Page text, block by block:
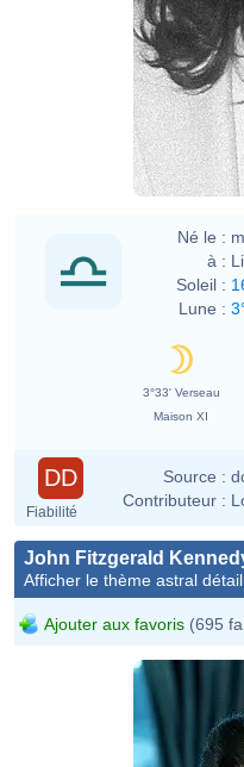
Né le :
à :
Soleil :
Lune :
3°33' Verseau
Maison XI
DD
Fiabilité
Source :
Contributeur :
John Fitzgerald
Afficher le thème astral
Ajouter aux favoris (695